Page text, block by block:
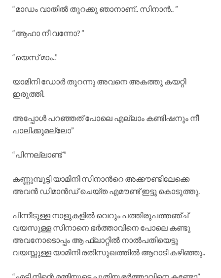
“മാഡം വാതിൽ തുറക്കൂ ഞാനാണ്.. സിനാൻ.. ”
“ആഹാ നീ വന്നോ? ”
“യെസ് മാം..”
യാമിനി ഡോർ തുറന്നു അവനെ അകത്തു കയറ്റി
ഇരുത്തി.
അപ്പോൾ പറഞ്ഞത് പോലെ എല്ലാം കണ്ടിഷനും നീ
പാലിക്കുമല്ലോ”
“പിന്നല്ലാണ്ട് ”
കണ്ണുമ്പൂട്ടി യാമിനി സിനാൻറെ അക്കൗണ്ടിലേക്കെ
അവൻ ഡിമാൻഡ് ചെയ്ത എമൗണ്ട് ഇട്ടു കൊടുത്തു.
പിന്നീടുള്ള നാളുകളിൽ വെറും പത്തിരുപത്തഞ്ച്
വയസുള്ള സിനാനെ ഭർത്താവിനെ പോലെ കണ്ടു
അവനോടൊപ്പം ആ ഫ്ലാറ്റിൽ നാൽപതിയെട്ടു
വയസ്സുള്ള യാമിനി രതിസുഖത്തിൽ ആറാടി കഴിഞ്ഞു..